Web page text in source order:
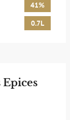
41%
0.7L